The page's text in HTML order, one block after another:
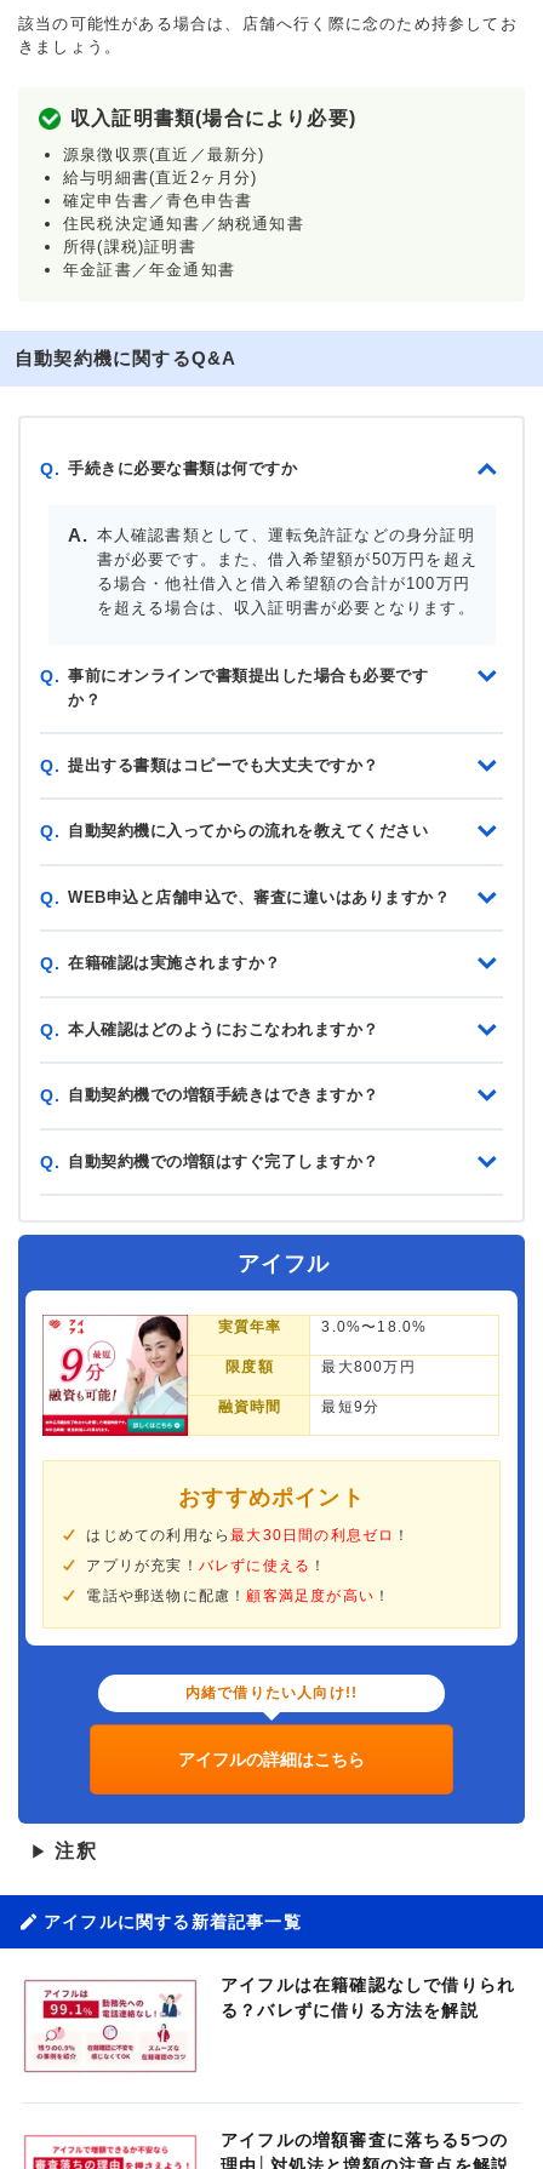
該当の可能性がある場合は、店舗へ行く際に念のため持参してお
きましょう。
収入証明書類(場合により必要)
源泉徴収票(直近／最新分)
給与明細書(直近2ヶ月分)
確定申告書／青色申告書
住民税決定通知書／納税通知書
所得(課税)証明書
年金証書／年金通知書
自動契約機に関するQ&A
Q. 手続きに必要な書類は何ですか
本人確認書類として、運転免許証などの身分証明
書が必要です。また、借入希望額が50万円を超え
る場合・他社借入と借入希望額の合計が100万円
を超える場合は、収入証明書が必要となります。
Q. 事前にオンラインで書類提出した場合も必要です
か？
Q. 提出する書類はコピーでも大丈夫ですか？
Q. 自動契約機に入ってからの流れを教えてください
Q. WEB申込と店舗申込で、審査に違いはありますか？
Q. 在籍確認は実施されますか？
Q. 本人確認はどのようにおこなわれますか？
Q. 自動契約機での増額手続きはできますか？
Q. 自動契約機での増額はすぐ完了しますか？
アイフル
実質年率 3.0%〜18.0%
限度額 最大800万円
融資時間 最短9分
おすすめポイント
はじめての利用なら最大30日間の利息ゼロ ！
アプリが充実！ バレずに使える ！
電話や郵送物に配慮！ 顧客満足度が高い ！
内緒で借りたい人向け!!
アイフルの詳細はこちら
▶ 注釈
アイフルに関する新着記事一覧
アイフルは在籍確認なしで借りられ
る？バレずに借りる方法を解説
アイフルの増額審査に落ちる5つの